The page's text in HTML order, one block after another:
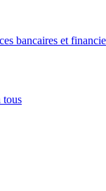
bancaires et
tous